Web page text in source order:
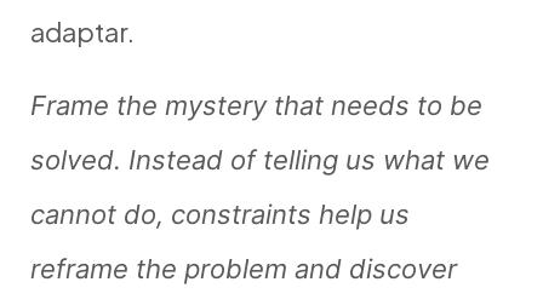
adaptar.
Frame the mystery that needs to be
solved. Instead of telling us what we
cannot do, constraints help us
reframe the problem and discover